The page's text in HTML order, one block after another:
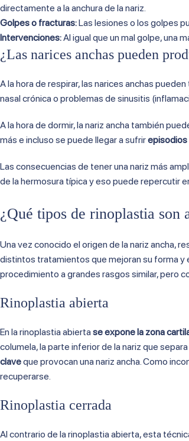
directamente a la anchura de la nariz.
Golpes o fracturas:Las lesiones o los golpes
Intervenciones:Al igual que un mal golpe, una
¿Las narices anchas pueden
A la hora de respirar, las narices anchas
nasal crónica o problemas de sinusitis
A la hora de dormir, la nariz ancha también
más e incluso se puede llegar a sufrirepisodios
Las consecuencias de tener una nariz más
de la hermosura típica y eso puede repercutir
¿Qué tipos de rinoplastia son
Una vez conocido el origen de la nariz ancha,
distintos tratamientos que mejoran su forma y
procedimiento a grandes rasgos similar, pero
Rinoplastia abierta
En la rinoplastia abierta se expone la zona
columela, la parte inferior de la nariz que
claveque provocan una nariz ancha. Como
recuperarse.
Rinoplastia cerrada
Al contrario de la rinoplastia abierta, esta